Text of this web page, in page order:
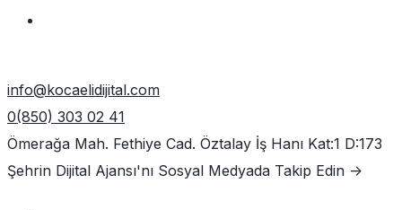
info@kocaelidijital.com
0(850) 303 02 41
Ömerağa Mah. Fethiye Cad. Öztalay İş Hanı Kat:1 D:173
Şehrin Dijital Ajansı'nı Sosyal Medyada Takip Edin ->